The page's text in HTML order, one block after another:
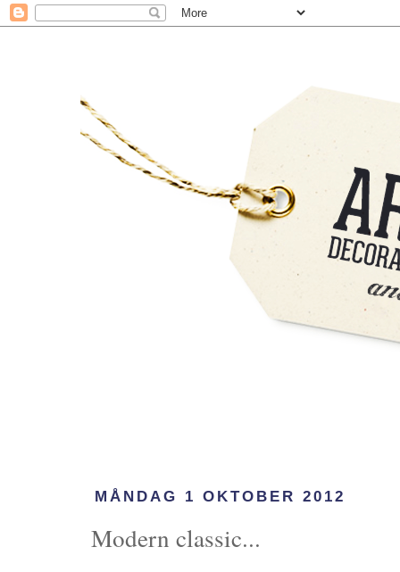
MÅNDAG 1 OKTOBER 2012
Modern classic...